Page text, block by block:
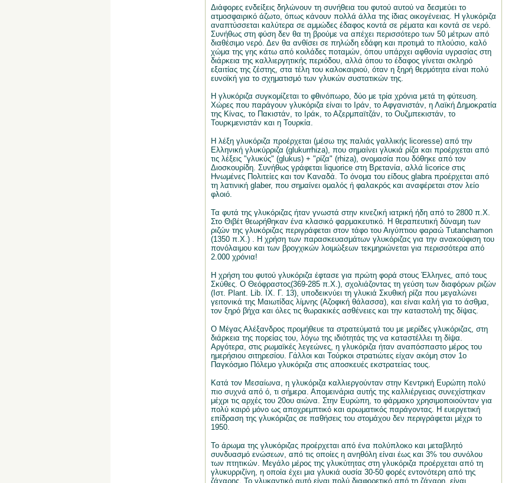
Διάφορες ενδείξεις δηλώνουν τη συνήθεια του φυτού αυτού να δεσμεύει το
ατμοσφαιρικό άζωτο, όπως κάνουν πολλά άλλα της ίδιας οικογένειας. Η γλυκόριζα
αναπτύσσεται καλύτερα σε αμμώδες έδαφος κοντά σε ρέματα και κοντά σε νερό.
Συνήθως στη φύση δεν θα τη βρούμε να απέχει περισσότερο των 50 μέτρων από
διαθέσιμο νερό. Δεν θα ανθίσει σε πηλώδη εδάφη και προτιμά το πλούσιο, καλό
χώμα της γης κάτω από κοιλάδες ποταμών, όπου υπάρχει αφθονία υγρασίας στη
διάρκεια της καλλιεργητικής περιόδου, αλλά όπου το έδαφος γίνεται σκληρό
εξαιτίας της ζέστης, στα τέλη του καλοκαιριού, όταν η ξηρή θερμότητα είναι πολύ
ευνοϊκή για το σχηματισμό των γλυκών συστατικών της.
Η γλυκόριζα συγκομίζεται το φθινόπωρο, δύο με τρία χρόνια μετά τη φύτευση.
Χώρες που παράγουν γλυκόριζα είναι το Ιράν, το Αφγανιστάν, η Λαϊκή Δημοκρατία
της Κίνας, το Πακιστάν, το Ιράκ, το Αζερμπαϊτζάν, το Ουζμπεκιστάν, το
Τουρκμενιστάν και η Τουρκία.
Η λέξη γλυκόριζα προέρχεται (μέσω της παλιάς γαλλικής licoresse) από την
Ελληνική γλυκύρριζα (glukurrhiza), που σημαίνει γλυκιά ρίζα και προέρχεται από
τις λέξεις "γλυκύς" (glukus) + "ρίζα" (rhiza), ονομασία που δόθηκε από τον
Διοσκουρίδη. Συνήθως γράφεται liquorice στη Βρετανία, αλλά licorice στις
Ηνωμένες Πολιτείες και τον Καναδά. Το όνομα του είδους glabra προέρχεται από
τη λατινική glaber, που σημαίνει ομαλός ή φαλακρός και αναφέρεται στον λείο
φλοιό.
Τα φυτά της γλυκόριζας ήταν γνωστά στην κινεζική ιατρική ήδη από το 2800 π.Χ.
Στο Θιβέτ θεωρήθηκαν ένα κλασικό φαρμακευτικό. Η θεραπευτική δύναμη των
ριζών της γλυκόριζας περιγράφεται στον τάφο του Αιγύπτιου φαραώ Tutanchamon
(1350 π.Χ.) . Η χρήση των παρασκευασμάτων γλυκόριζας για την ανακούφιση του
πονόλαιμου και των βρογχικών λοιμώξεων τεκμηριώνεται για περισσότερα από
2.000 χρόνια!
Η χρήση του φυτού γλυκόριζα έφτασε για πρώτη φορά στους Έλληνες, από τους
Σκύθες. Ο Θεόφραστος(369-285 π.Χ.), σχολιάζοντας τη γεύση των διαφόρων ριζών
(Ιστ. Plant. Lib. IX. Γ. 13), υποδεικνύει τη γλυκιά Σκυθική ρίζα που μεγαλώνει
γειτονικά της Μαιωτίδας λίμνης (Αζοφική θάλασσα), και είναι καλή για το άσθμα,
τον ξηρό βήχα και όλες τις θωρακικές ασθένειες και την καταστολή της δίψας.
Ο Μέγας Αλέξανδρος προμήθευε τα στρατεύματά του με μερίδες γλυκόριζας, στη
διάρκεια της πορείας του, λόγω της ιδιότητάς της να καταστέλλει τη δίψα.
Αργότερα, στις ρωμαϊκές λεγεώνες, η γλυκόριζα ήταν αναπόσπαστο μέρος του
ημερήσιου σιτηρεσίου. Γάλλοι και Τούρκοι στρατιώτες είχαν ακόμη στον 1ο
Παγκόσμιο Πόλεμο γλυκόριζα στις αποσκευές εκστρατείας τους.
Κατά τον Μεσαίωνα, η γλυκόριζα καλλιεργούνταν στην Κεντρική Ευρώπη πολύ
πιο συχνά από ό, τι σήμερα. Απομεινάρια αυτής της καλλιέργειας συνεχίστηκαν
μέχρι τις αρχές του 20ου αιώνα. Στην Ευρώπη, το φάρμακο χρησιμοποιούνταν για
πολύ καιρό μόνο ως αποχρεμπτικό και αρωματικός παράγοντας. Η ευεργετική
επίδραση της γλυκόριζας σε παθήσεις του στομάχου δεν περιγράφεται μέχρι το
1950.
Το άρωμα της γλυκόριζας προέρχεται από ένα πολύπλοκο και μεταβλητό
συνδυασμό ενώσεων, από τις οποίες η ανηθόλη είναι έως και 3% του συνόλου
των πτητικών. Μεγάλο μέρος της γλυκύτητας στη γλυκόριζα προέρχεται από τη
γλυκυρριζίνη, η οποία έχει μια γλυκιά ουσία 30-50 φορές εντονότερη από της
ζάχαρης. Το γλυκαντικό αυτό είναι πολύ διαφορετικό από τη ζάχαρη, είναι